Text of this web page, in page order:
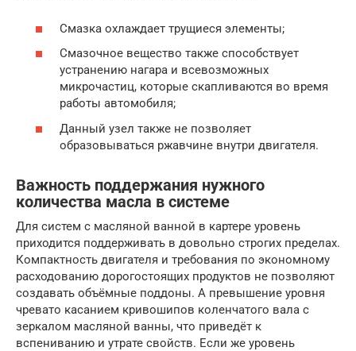
Смазка охлаждает трущиеся элементы;
Смазочное вещество также способствует
устранению нагара и всевозможных
микрочастиц, которые скапливаются во время
работы автомобиля;
Данный узел также не позволяет
образовываться ржавчине внутри двигателя.
Важность поддержания нужного
количества масла в системе
Для систем с масляной ванной в картере уровень
приходится поддерживать в довольно строгих пределах.
Компактность двигателя и требования по экономному
расходованию дорогостоящих продуктов не позволяют
создавать объёмные поддоны. А превышение уровня
чревато касанием кривошипов коленчатого вала с
зеркалом масляной ванны, что приведёт к
вспениванию и утрате свойств. Если же уровень